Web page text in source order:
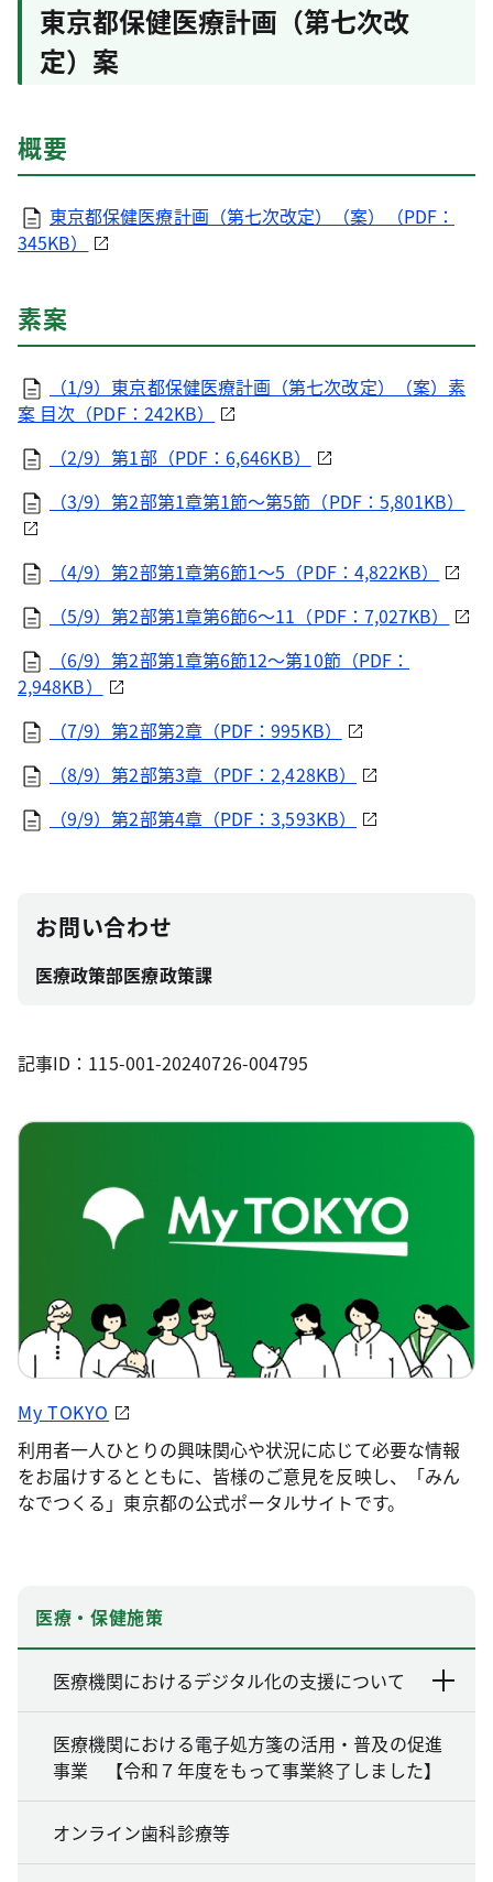
東京都保健医療計画（第七次改
定）案
概要
東京都保健医療計画（第七次改定）（案）（PDF：
345KB）
素案
（1/9）東京都保健医療計画（第七次改定）（案）素
案 目次（PDF：242KB）
（2/9）第1部（PDF：6,646KB）
（3/9）第2部第1章第1節～第5節（PDF：5,801KB）
（4/9）第2部第1章第6節1～5（PDF：4,822KB）
（5/9）第2部第1章第6節6～11（PDF：7,027KB）
（6/9）第2部第1章第6節12～第10節（PDF：
2,948KB）
（7/9）第2部第2章（PDF：995KB）
（8/9）第2部第3章（PDF：2,428KB）
（9/9）第2部第4章（PDF：3,593KB）
お問い合わせ
医療政策部医療政策課
記事ID：115-001-20240726-004795
My TOKYO
利用者一人ひとりの興味関心や状況に応じて必要な情報
をお届けするとともに、皆様のご意見を反映し、「みん
なでつくる」東京都の公式ポータルサイトです。
医療・保健施策
医療機関におけるデジタル化の支援について
医療機関における電子処方箋の活用・普及の促進
事業 【令和７年度をもって事業終了しました】
オンライン歯科診療等